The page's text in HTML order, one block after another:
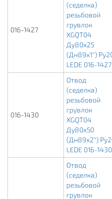
016-1427
(седелка)
резьбовой
грувлок
XGQT04
Ду80х25
(Дн89х1")
LEDE 016-1427
016-1430
Отвод
(седелка)
резьбовой
грувлок
XGQT04
Ду80х50
(Дн89х2")
LEDE 016-1430
Отвод
(седелка)
резьбовой
грувлок